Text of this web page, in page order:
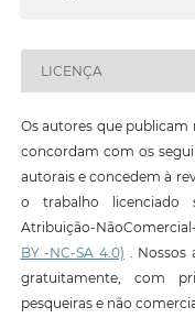
LICENÇA
Os autores que publicam
concordam com os
autorais e concedem à
o trabalho licenciado
Atribuição-
BY -NC-SA 4.0) .
gratuitamente, com
pesqueiras e não